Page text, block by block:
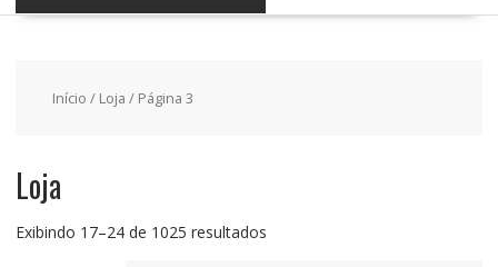
Início / Loja / Página 3
Loja
Exibindo 17–24 de 1025 resultadosClassificado